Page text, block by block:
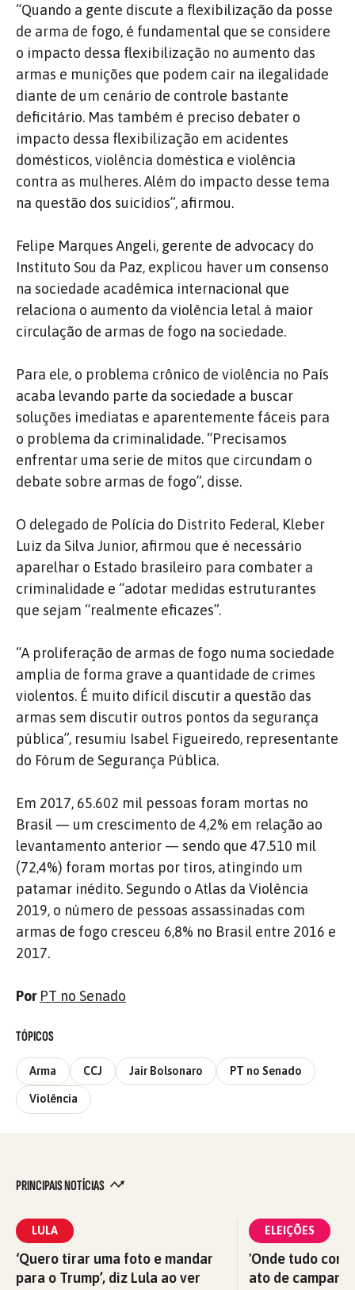
“Quando a gente discute a flexibilização da posse
de arma de fogo, é fundamental que se considere
o impacto dessa flexibilização no aumento das
armas e munições que podem cair na ilegalidade
diante de um cenário de controle bastante
deficitário. Mas também é preciso debater o
impacto dessa flexibilização em acidentes
domésticos, violência doméstica e violência
contra as mulheres. Além do impacto desse tema
na questão dos suicídios”, afirmou.
Felipe Marques Angeli, gerente de advocacy do
Instituto Sou da Paz, explicou haver um consenso
na sociedade acadêmica internacional que
relaciona o aumento da violência letal à maior
circulação de armas de fogo na sociedade.
Para ele, o problema crônico de violência no País
acaba levando parte da sociedade a buscar
soluções imediatas e aparentemente fáceis para
o problema da criminalidade. “Precisamos
enfrentar uma serie de mitos que circundam o
debate sobre armas de fogo”, disse.
O delegado de Polícia do Distrito Federal, Kleber
Luiz da Silva Junior, afirmou que é necessário
aparelhar o Estado brasileiro para combater a
criminalidade e “adotar medidas estruturantes
que sejam “realmente eficazes”.
“A proliferação de armas de fogo numa sociedade
amplia de forma grave a quantidade de crimes
violentos. É muito difícil discutir a questão das
armas sem discutir outros pontos da segurança
pública”, resumiu Isabel Figueiredo, representante
do Fórum de Segurança Pública.
Em 2017, 65.602 mil pessoas foram mortas no
Brasil — um crescimento de 4,2% em relação ao
levantamento anterior — sendo que 47.510 mil
(72,4%) foram mortas por tiros, atingindo um
patamar inédito. Segundo o Atlas da Violência
2019, o número de pessoas assassinadas com
armas de fogo cresceu 6,8% no Brasil entre 2016 e
2017.
Por PT no Senado
TÓPICOS
Arma CCJ Jair Bolsonaro PT no Senado
Violência
PRINCIPAIS NOTÍCIAS
LULA
‘Quero tirar uma foto e mandar
para o Trump’, diz Lula ao ver
ELEIÇÕES
'Onde tudo
ato de